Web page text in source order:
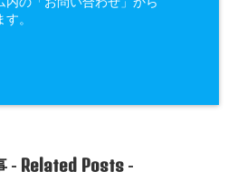
。
- Related Posts-